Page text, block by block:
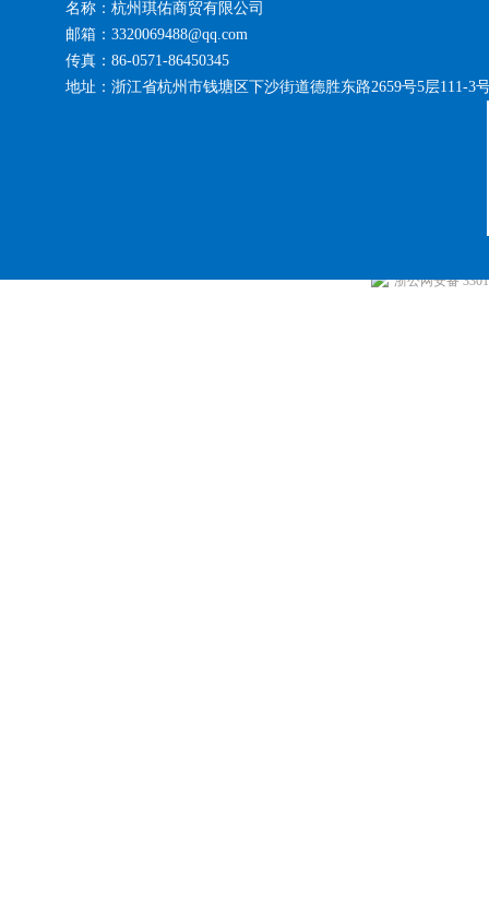
名称：杭州琪佑商贸有限公司
邮箱：3320069488@qq.com
传真：86-0571-86450345
地址：浙江省杭州市钱塘区下沙街道德胜东路2659号5层111-3
浙公网安备